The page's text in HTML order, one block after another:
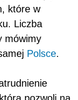
które w
Liczba
mówimy
Polsce.